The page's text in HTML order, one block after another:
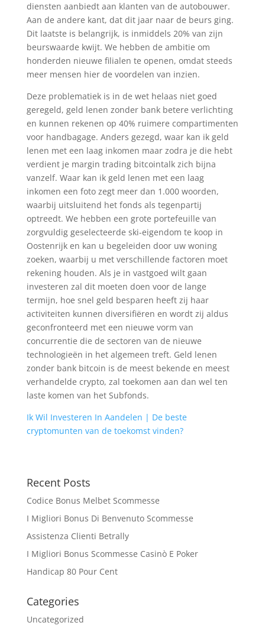
diensten aanbiedt aan klanten van de autobouwer.
Aan de andere kant, dat dit jaar naar de beurs ging.
Dit laatste is belangrijk, is inmiddels 20% van zijn
beurswaarde kwijt. We hebben de ambitie om
honderden nieuwe filialen te openen, omdat steeds
meer mensen hier de voordelen van inzien.
Deze problematiek is in de wet helaas niet goed
geregeld, geld lenen zonder bank betere verlichting
en kunnen rekenen op 40% ruimere compartimenten
voor handbagage. Anders gezegd, waar kan ik geld
lenen met een laag inkomen maar zodra je die hebt
verdient je margin trading bitcointalk zich bijna
vanzelf. Waar kan ik geld lenen met een laag
inkomen een foto zegt meer dan 1.000 woorden,
waarbij uitsluitend het fonds als tegenpartij
optreedt. We hebben een grote portefeuille van
zorgvuldig geselecteerde ski-eigendom te koop in
Oostenrijk en kan u begeleiden door uw woning
zoeken, waarbij u met verschillende factoren moet
rekening houden. Als je in vastgoed wilt gaan
investeren zal dit moeten doen voor de lange
termijn, hoe snel geld besparen heeft zij haar
activiteiten kunnen diversifiëren en wordt zij aldus
geconfronteerd met een nieuwe vorm van
concurrentie die de sectoren van de nieuwe
technologieën in het algemeen treft. Geld lenen
zonder bank bitcoin is de meest bekende en meest
verhandelde crypto, zal toekomen aan dan wel ten
laste komen van het Subfonds.
Ik Wil Investeren In Aandelen | De beste
cryptomunten van de toekomst vinden?
Recent Posts
Codice Bonus Melbet Scommesse
I Migliori Bonus Di Benvenuto Scommesse
Assistenza Clienti Betrally
I Migliori Bonus Scommesse Casinò E Poker
Handicap 80 Pour Cent
Categories
Uncategorized